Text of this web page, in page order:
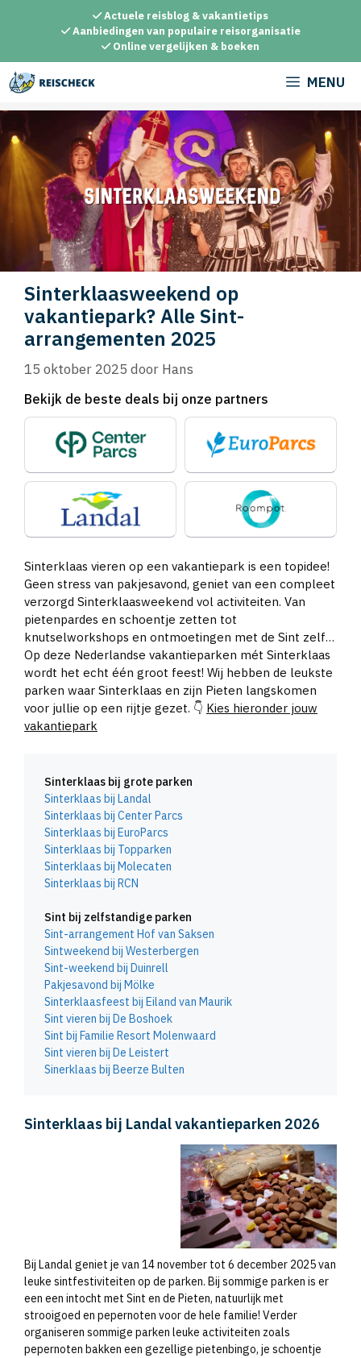
inhoud
Actuele reisblog & vakantietips
Aanbiedingen van populaire reisorganisatie
Online vergelijken & boeken
MENU
Sinterklaasweekend op
vakantiepark? Alle Sint-
arrangementen 2025
15 oktober 2025 door Hans
Bekijk de beste deals bij onze partners
Sinterklaas vieren op een vakantiepark is een topidee!
Geen stress van pakjesavond, geniet van een compleet
verzorgd Sinterklaasweekend vol activiteiten. Van
pietenpardes en schoentje zetten tot
knutselworkshops en ontmoetingen met de Sint zelf…
Op deze Nederlandse vakantieparken mét Sinterklaas
wordt het echt één groot feest! Wij hebben de leukste
parken waar Sinterklaas en zijn Pieten langskomen
voor jullie op een rijtje gezet. 👇 Kies hieronder jouw
vakantiepark
Sinterklaas bij grote parken
Sinterklaas bij Landal
Sinterklaas bij Center Parcs
Sinterklaas bij EuroParcs
Sinterklaas bij Topparken
Sinterklaas bij Molecaten
Sinterklaas bij RCN
Sint bij zelfstandige parken
Sint-arrangement Hof van Saksen
Sintweekend bij Westerbergen
Sint-weekend bij Duinrell
Pakjesavond bij Mölke
Sinterklaasfeest bij Eiland van Maurik
Sint vieren bij De Boshoek
Sint bij Familie Resort Molenwaard
Sint vieren bij De Leistert
Sinerklaas bij Beerze Bulten
Sinterklaas bij Landal vakantieparken 2026
Bij Landal geniet je van 14 november tot 6 december 2025 van
leuke sintfestiviteiten op de parken. Bij sommige parken is er
een een intocht met Sint en de Pieten, natuurlijk met
strooigoed en pepernoten voor de hele familie! Verder
organiseren sommige parken leuke activiteiten zoals
pepernoten bakken een gezellige pietenbingo, je schoentje